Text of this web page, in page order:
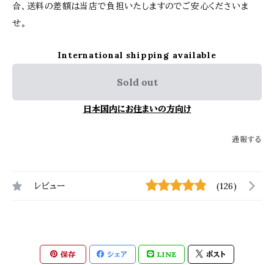
合、送料の差額は当店で負担いたしますのでご安心くださいま
せ。
International shipping available
Sold out
日本国内にお住まいの方向け
通報する
レビュー (126)
保存 シェア LINE ポスト